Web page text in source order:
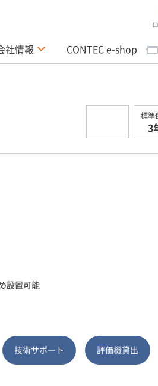
社情報 CONTEC e-shop
標準
3
設置可能
技術サポート 評価機貸出